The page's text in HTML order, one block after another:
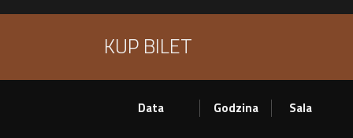
KUP BILET
Data Godzina Sala